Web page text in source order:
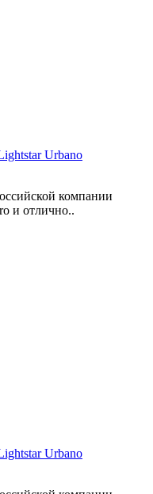
Urbano
компании
и отлично..
Urbano